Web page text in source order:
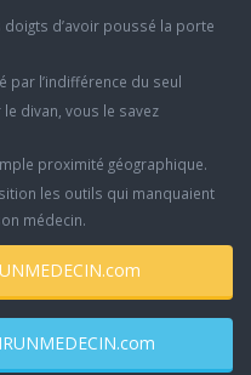
d’avoir poussé la porte
par l’indifférence du seul
divan, vous le savez
proximité géographique.
les outils qui manquaient
médecin.
CHOISIRUNMEDECIN.com